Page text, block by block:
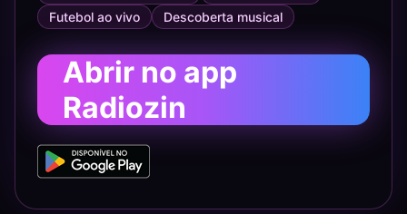
Futebol ao vivo Descoberta musical
Abrir no app
Radiozin